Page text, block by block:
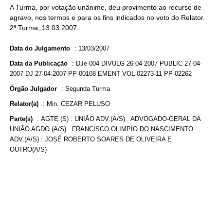
A Turma, por votação unânime, deu provimento ao recurso de
agravo, nos termos e para os fins indicados no voto do Relator.
2ª Turma, 13.03.2007.
Data do Julgamento : 13/03/2007
Data da Publicação : DJe-004 DIVULG 26-04-2007 PUBLIC 27-04-
2007 DJ 27-04-2007 PP-00108 EMENT VOL-02273-11 PP-02262
Órgão Julgador : Segunda Turma
Relator(a) : Min. CEZAR PELUSO
Parte(s) : AGTE.(S) : UNIÃO ADV.(A/S) : ADVOGADO-GERAL DA
UNIÃO AGDO.(A/S) : FRANCISCO OLIMPIO DO NASCIMENTO
ADV.(A/S) : JOSÉ ROBERTO SOARES DE OLIVEIRA E
OUTRO(A/S)